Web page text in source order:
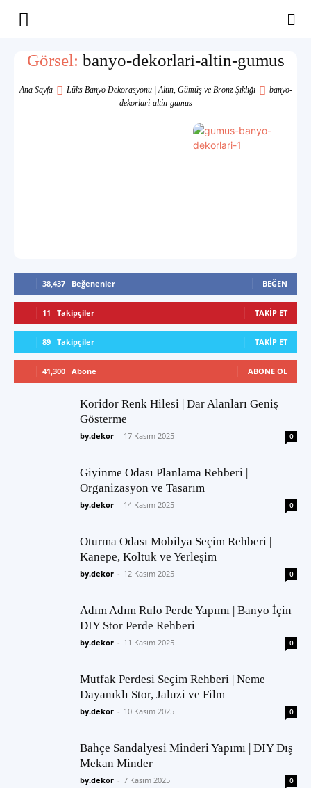
Yaşam
Görsel: banyo-dekorlari-altin-gumus
Ana Sayfa Lüks Banyo Dekorasyonu | Altın, Gümüş ve Bronz Şıklığı
banyo-
dekorlari-altin-gumus
38,437 Beğenenler BEĞEN
11 Takipçiler TAKIP ET
89 Takipçiler TAKIP ET
41,300 Abone ABONE OL
Koridor Renk Hilesi | Dar Alanları Geniş
Gösterme
by.dekor - 17 Kasım 2025 0
Giyinme Odası Planlama Rehberi |
Organizasyon ve Tasarım
by.dekor - 14 Kasım 2025 0
Oturma Odası Mobilya Seçim Rehberi |
Kanepe, Koltuk ve Yerleşim
by.dekor - 12 Kasım 2025 0
Adım Adım Rulo Perde Yapımı | Banyo İçin
DIY Stor Perde Rehberi
by.dekor - 11 Kasım 2025 0
Mutfak Perdesi Seçim Rehberi | Neme
Dayanıklı Stor, Jaluzi ve Film
by.dekor - 10 Kasım 2025 0
Bahçe Sandalyesi Minderi Yapımı | DIY Dış
Mekan Minder
by.dekor - 7 Kasım 2025 0